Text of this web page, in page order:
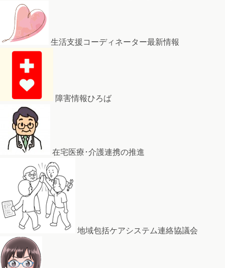
生活支援コーディネーター最新情報
障害情報ひろば
在宅医療･介護連携の推進
地域包括ケアシステム連絡協議会